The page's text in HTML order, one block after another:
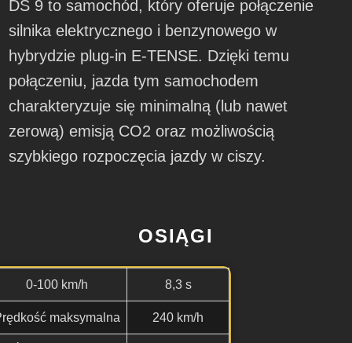
DS 9 to samochód, który oferuje połączenie
silnika elektrycznego i benzynowego w
hybrydzie plug-in E-TENSE. Dzięki temu
połączeniu, jazda tym samochodem
charakteryzuje się minimalną (lub nawet
zerową) emisją CO2 oraz możliwością
szybkiego rozpoczęcia jazdy w ciszy.
OSIĄGI
0-100 km/h 8,3 s
maksymalna 240 km/h